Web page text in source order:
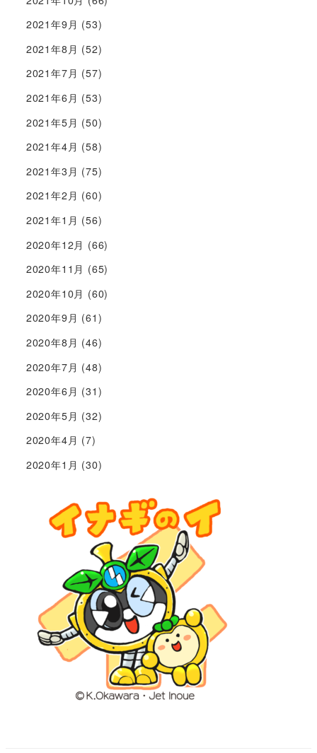
2021年9月 (53)
2021年8月 (52)
2021年7月 (57)
2021年6月 (53)
2021年5月 (50)
2021年4月 (58)
2021年3月 (75)
2021年2月 (60)
2021年1月 (56)
2020年12月 (66)
2020年11月 (65)
2020年10月 (60)
2020年9月 (61)
2020年8月 (46)
2020年7月 (48)
2020年6月 (31)
2020年5月 (32)
2020年4月 (7)
2020年1月 (30)